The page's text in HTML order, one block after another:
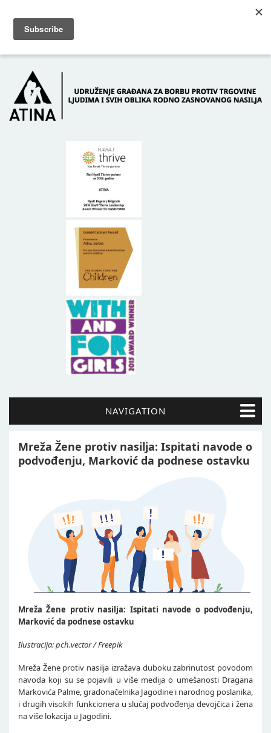
POČETNA O NAMA
NAVIGATION
Mreža Žene protiv nasilja: Ispitati navode o
podvođenju, Marković da podnese ostavku
Mreža Žene protiv nasilja: Ispitati navode o podvođenju,
Marković da podnese ostavku​
Ilustracija: pch.vector / Freepik
Mreža Žene protiv nasilja izražava duboku zabrinutost povodom
navoda koji su se pojavili u više medija o umešanosti Dragana
Markovića Palme, gradonačelnika Jagodine i narodnog poslanika,
i drugih visokih funkcionera u slučaj podvođenja devojčica i žena
na više lokacija u Jagodini.